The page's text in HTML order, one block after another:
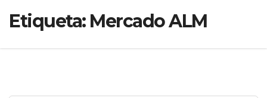
Etiqueta: Mercado ALM